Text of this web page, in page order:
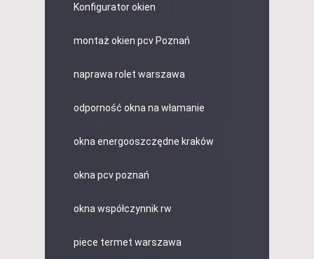
Konfigurator okien
montaż okien pcv Poznań
naprawa rolet warszawa
odporność okna na włamanie
okna energooszczędne kraków
okna pcv poznań
okna współczynnik rw
piece termet warszawa